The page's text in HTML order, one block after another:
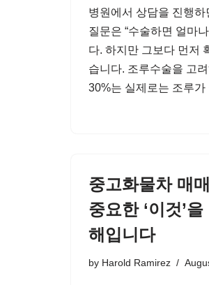
병원에서 상담을 진행
질문은 “수술하면 얼마
다. 하지만 그보다 먼저
습니다. 조루수술을 고
30%는 실제로는 조루
중고화물차 매
중요한 ‘이것’
해입니다
by Harold Ramirez